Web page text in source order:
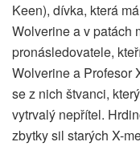
Keen), dívka, která
Wolverine a v patách
pronásledovatele,
Wolverine a Profesor
se z nich štvanci,
vytrvalý nepřítel.
zbytky sil starých X-